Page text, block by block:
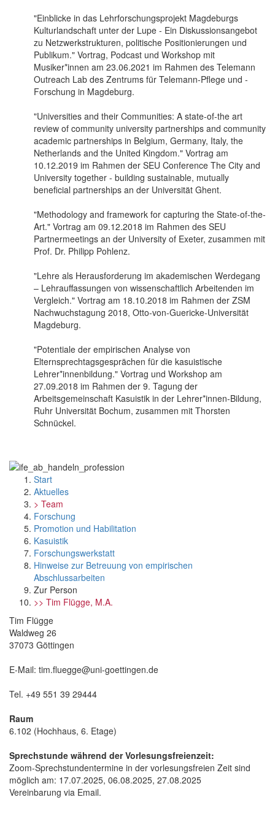
"Einblicke in das Lehrforschungsprojekt Magdeburgs
Kulturlandschaft unter der Lupe - Ein Diskussionsangebot
zu Netzwerkstrukturen, politische Positionierungen und
Publikum." Vortrag, Podcast und Workshop mit
Musiker*innen am 23.06.2021 im Rahmen des Telemann
Outreach Lab des Zentrums für Telemann-Pflege und -
Forschung in Magdeburg.
"Universities and their Communities: A state-of-the art
review of community university partnerships and community
academic partnerships in Belgium, Germany, Italy, the
Netherlands and the United Kingdom." Vortrag am
10.12.2019 im Rahmen der SEU Conference The City and
University together - building sustainable, mutually
beneficial partnerships an der Universität Ghent.
"Methodology and framework for capturing the State-of-the-
Art." Vortrag am 09.12.2018 im Rahmen des SEU
Partnermeetings an der University of Exeter, zusammen mit
Prof. Dr. Philipp Pohlenz.
"Lehre als Herausforderung im akademischen Werdegang
– Lehrauffassungen von wissenschaftlich Arbeitenden im
Vergleich." Vortrag am 18.10.2018 im Rahmen der ZSM
Nachwuchstagung 2018, Otto-von-Guericke-Universität
Magdeburg.
"Potentiale der empirischen Analyse von
Elternsprechtagsgesprächen für die kasuistische
Lehrer*innenbildung." Vortrag und Workshop am
27.09.2018 im Rahmen der 9. Tagung der
Arbeitsgemeinschaft Kasuistik in der Lehrer*innen-Bildung,
Ruhr Universität Bochum, zusammen mit Thorsten
Schnückel.
Start
Aktuelles
> Team
Forschung
Promotion und Habilitation
Kasuistik
Forschungswerkstatt
Hinweise zur Betreuung von empirischen
Abschlussarbeiten
Zur Person
>> Tim Flügge, M.A.
Tim Flügge
Waldweg 26
37073 Göttingen
E-Mail: tim.fluegge@uni-goettingen.de
Tel. +49 551 39 29444
Raum
6.102 (Hochhaus, 6. Etage)
Sprechstunde während der Vorlesungsfreienzeit:
Zoom-Sprechstundentermine in der vorlesungsfreien Zeit sind
möglich am: 17.07.2025, 06.08.2025, 27.08.2025
Vereinbarung via Email.